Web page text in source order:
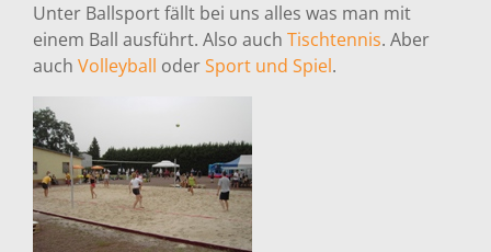
Unter Ballsport fällt bei uns alles was man mit
einem Ball ausführt. Also auch Tischtennis. Aber
auch Volleyball oderSport und Spiel.